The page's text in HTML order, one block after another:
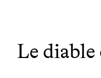
Le diable